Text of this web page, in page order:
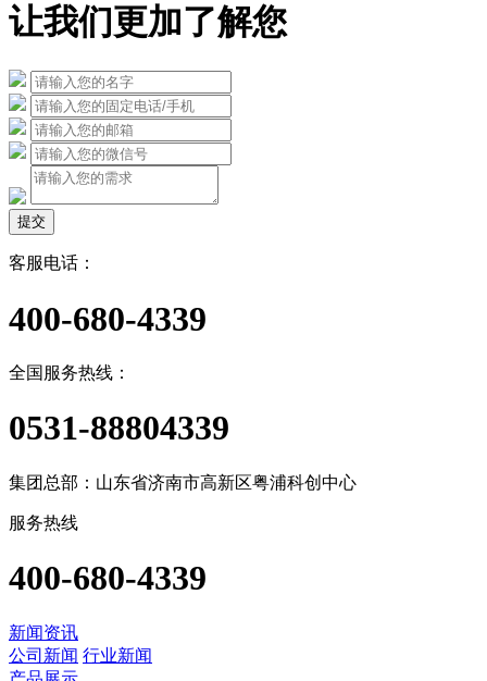
让我们更加了解您
提交
客服电话：
400-680-4339
全国服务热线：
0531-88804339
集团总部：山东省济南市高新区粤浦科创中心
服务热线
400-680-4339
新闻资讯
公司新闻 行业新闻